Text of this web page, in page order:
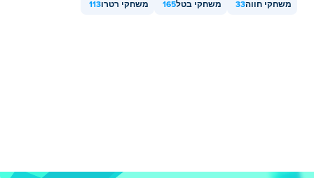
משחקי חווה33 משחקי בטל165 משחקי רטרו113